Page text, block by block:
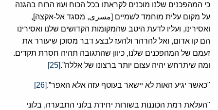
כי המהפכנים שלנו מוכנים לקראתו בכל הכוח ועוז הרוח בהגנה
על מקום עלית מוחמד לשמיים [مسرى, מסגד אל-אקצה],
ואסירינו, ועליו לדעת היטב שהמקומות הקדושים שלנו ואסירינו
הם קו אדום, ואל להרהר ולהעז לבצע דבר מסוכן שיעורר את
זעמם של המהפכנים שלנו, כיוון שהתגובה תהיה חסרת תקדים.
ומה שיתרחש יהיה עצום יותר ברצונו של אללה”.[25]
"כאשר יגיע האות לא יישאר בעוטף עזה אלא האפר”.[26]
"העלאת רמת הכוננות בשורות יחידת בלוני התבערה, בלוני